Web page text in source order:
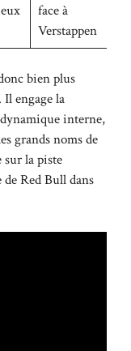
face à
Verstappen
bien plus
engage la
interne,
grands noms de
sur la piste
de Red Bull dans